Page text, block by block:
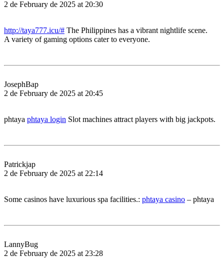
2 de February de 2025 at 20:30
http://taya777.icu/# The Philippines has a vibrant nightlife scene.
A variety of gaming options cater to everyone.
JosephBap
2 de February de 2025 at 20:45
phtaya phtaya login Slot machines attract players with big jackpots.
Patrickjap
2 de February de 2025 at 22:14
Some casinos have luxurious spa facilities.: phtaya casino – phtaya
LannyBug
2 de February de 2025 at 23:28